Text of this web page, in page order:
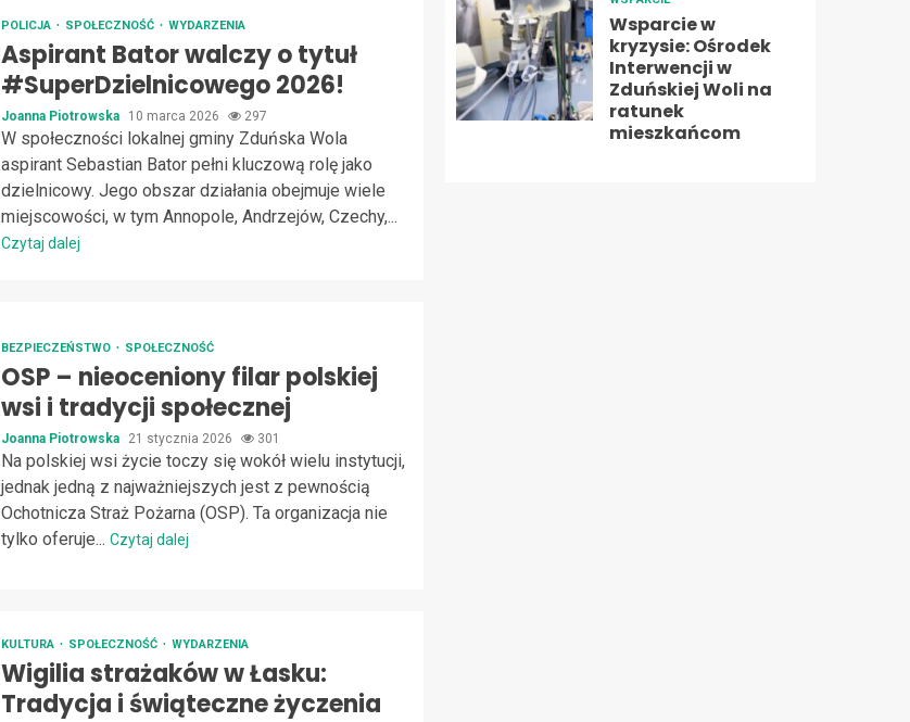
POLICJA SPOŁECZNOŚĆ WYDARZENIA
Aspirant Bator walczy o tytuł
#SuperDzielnicowego 2026!
Joanna Piotrowska 10 marca 2026 297
W społeczności lokalnej gminy Zduńska Wola
aspirant Sebastian Bator pełni kluczową rolę jako
dzielnicowy. Jego obszar działania obejmuje wiele
miejscowości, w tym Annopole, Andrzejów, Czechy,...
Czytaj dalej
BEZPIECZEŃSTWO SPOŁECZNOŚĆ
OSP – nieoceniony filar polskiej
wsi i tradycji społecznej
Joanna Piotrowska 21 stycznia 2026 301
Na polskiej wsi życie toczy się wokół wielu instytucji,
jednak jedną z najważniejszych jest z pewnością
Ochotnicza Straż Pożarna (OSP). Ta organizacja nie
tylko oferuje... Czytaj dalej
KULTURA SPOŁECZNOŚĆ WYDARZENIA
Wigilia strażaków w Łasku:
Tradycja i świąteczne życzenia
Wsparcie w
kryzysie: Ośrodek
Interwencji w
Zduńskiej Woli na
ratunek
mieszkańcom